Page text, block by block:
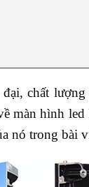
chất
màn hình
nó trong bài